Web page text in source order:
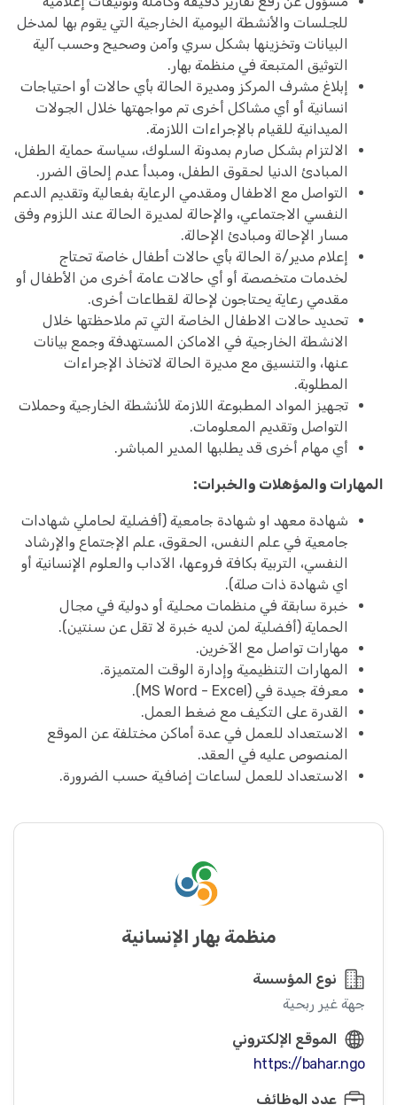
للجلسات والأنشطة اليومية الخارجية التي يقوم بها لمدخل
البيانات وتخزينها بشكل سري وآمن وصحيح وحسب آلية
التوثيق المتبعة في منظمة بهار.
إبلاغ مشرف المركز ومديرة الحالة بأي حالات أو احتياجات
انسانية أو أي مشاكل أخرى تم مواجهتها خلال الجولات
الميدانية للقيام بالإجراءات اللازمة.
الالتزام بشكل صارم بمدونة السلوك، سياسة حماية الطفل،
المبادئ الدنيا لحقوق الطفل، ومبدأ عدم إلحاق الضرر.
التواصل مع الاطفال ومقدمي الرعاية بفعالية وتقديم الدعم
النفسي الاجتماعي، والإحالة لمديرة الحالة عند اللزوم وفق
مسار الإحالة ومبادئ الإحالة.
إعلام مدير/ة الحالة بأي حالات أطفال خاصة تحتاج
لخدمات متخصصة أو أي حالات عامة أخرى من الأطفال أو
مقدمي رعاية يحتاجون لإحالة لقطاعات أخرى.
تحديد حالات الاطفال الخاصة التي تم ملاحظتها خلال
الانشطة الخارجية في الاماكن المستهدفة وجمع بيانات
عنها، والتنسيق مع مديرة الحالة لاتخاذ الإجراءات
المطلوبة.
تجهيز المواد المطبوعة اللازمة للأنشطة الخارجية وحملات
التواصل وتقديم المعلومات.
أي مهام أخرى قد يطلبها المدير المباشر.
المهارات والمؤهلات والخبرات:
شهادة معهد او شهادة جامعية (أفضلية لحاملي شهادات
جامعية في علم النفس، الحقوق، علم الإجتماع والإرشاد
النفسي، التربية بكافة فروعها، الآداب والعلوم الإنسانية أو
اي شهادة ذات صلة).
خبرة سابقة في منظمات محلية أو دولية في مجال
الحماية (أفضلية لمن لديه خبرة لا تقل عن سنتين).
مهارات تواصل مع الآخرين.
المهارات التنظيمية وإدارة الوقت المتميزة.
معرفة جيدة في (MS Word - Excel).
القدرة على التكيف مع ضغط العمل.
الاستعداد للعمل في عدة أماكن مختلفة عن الموقع
المنصوص عليه في العقد.
الاستعداد للعمل لساعات إضافية حسب الضرورة.
منظمة بهار الإنسانية
نوع المؤسسة
جهة غير ربحية
الموقع الإلكتروني
https://bahar.ngo
عدد الوظائف